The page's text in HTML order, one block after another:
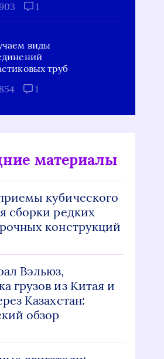
1
виды
труб
1
материалы
кубического
сборки редких
конструкций
Вэльюз,
грузов из Китая и
Казахстан:
обзор